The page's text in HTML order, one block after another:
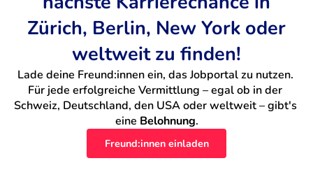
Zürich, Berlin, New York oder
weltweit zu finden!
Lade deine Freund:innen ein, das Jobportal zu nutzen.
Für jede erfolgreiche Vermittlung – egal ob in der
Schweiz, Deutschland, den USA oder weltweit – gibt's
eine Belohnung.
Freund:innen einladen